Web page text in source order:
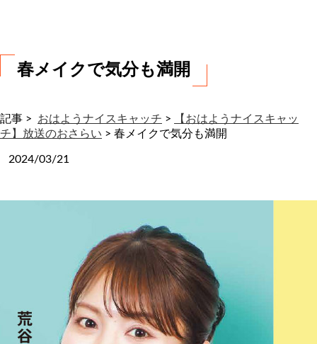
春メイクで気分も満開
記事 > おはようナイスキャッチ >
【おはようナイスキャッ
チ】放送のおさらい > 春メイクで気分も満開
2024/03/21